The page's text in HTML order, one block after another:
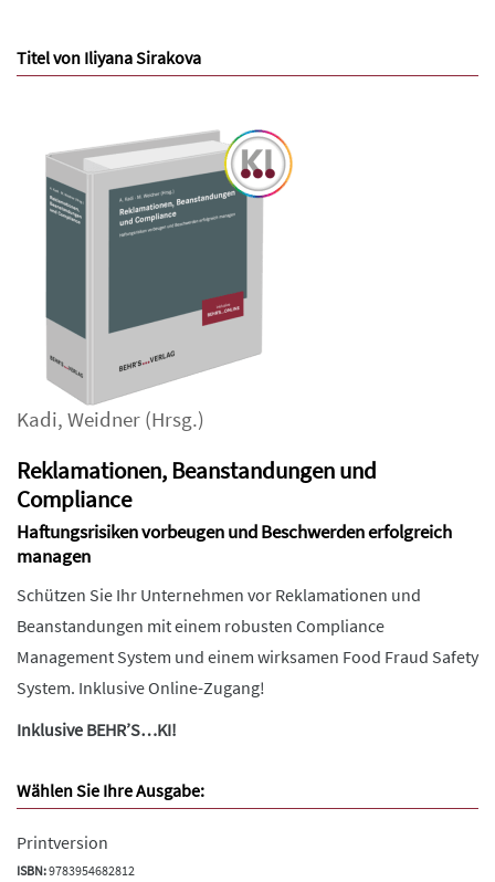
Titel von Iliyana Sirakova
Kadi, Weidner (Hrsg.)
Reklamationen, Beanstandungen und
Compliance
Haftungsrisiken vorbeugen und Beschwerden erfolgreich
managen
Schützen Sie Ihr Unternehmen vor Reklamationen und
Beanstandungen mit einem robusten Compliance
Management System und einem wirksamen Food Fraud Safety
System. Inklusive Online-Zugang!
Inklusive BEHR’S…KI!
Wählen Sie Ihre Ausgabe:
Printversion
ISBN:9783954682812